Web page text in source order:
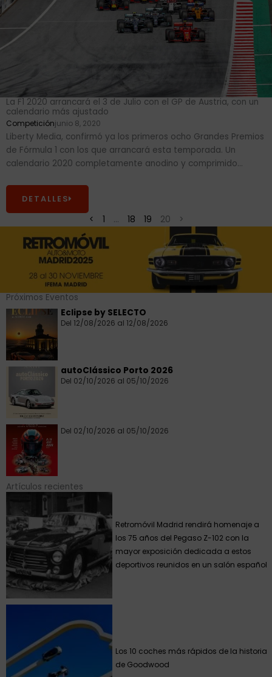
La F1 2020 arrancará el 3 de Julio con el GP de Austria, con un
calendario más ajustado
Competiciónjunio 8, 2020
Liberty Media, confirmó ya los primeros ocho Grandes Premios
de Fórmula 1 con los que arrancará esta temporada. Un
calendario 2020 completamente anodino y comprimido...
DETALLES
< 1 … 18 19 20 >
Próximos Eventos
Eclipse by SELECTO
Del 12/08/2026 al 12/08/2026
autoClássico Porto 2026
Del 02/10/2026 al 05/10/2026
Del 02/10/2026 al 05/10/2026
Artículos recientes
Retromóvil Madrid rendirá homenaje a
los 75 años del Pegaso Z-102 con la
mayor exposición dedicada a estos
deportivos reunidos en un salón español
Los 10 coches más rápidos de la historia
de Goodwood